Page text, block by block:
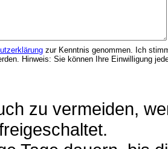
zur Kenntnis genommen. Ich
Hinweis: Sie können Ihre Einwilligung
zu vermeiden,